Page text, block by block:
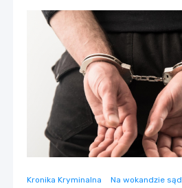
Kronika Kryminalna Na wokandzie